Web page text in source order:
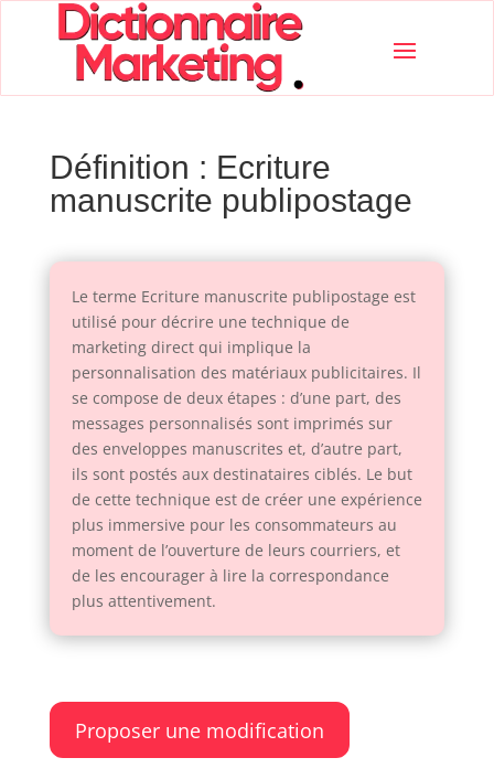
Définition : Ecriture
manuscrite publipostage
Le terme Ecriture manuscrite publipostage est
utilisé pour décrire une technique de
marketing direct qui implique la
personnalisation des matériaux publicitaires. Il
se compose de deux étapes : d’une part, des
messages personnalisés sont imprimés sur
des enveloppes manuscrites et, d’autre part,
ils sont postés aux destinataires ciblés. Le but
de cette technique est de créer une expérience
plus immersive pour les consommateurs au
moment de l’ouverture de leurs courriers, et
de les encourager à lire la correspondance
plus attentivement.
Proposer une modification